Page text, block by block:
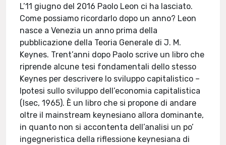
L’11 giugno del 2016 Paolo Leon ci ha lasciato.
Come possiamo ricordarlo dopo un anno? Leon
nasce a Venezia un anno prima della
pubblicazione della Teoria Generale di J. M.
Keynes. Trent’anni dopo Paolo scrive un libro che
riprende alcune tesi fondamentali dello stesso
Keynes per descrivere lo sviluppo capitalistico –
Ipotesi sullo sviluppo dell’economia capitalistica
(Isec, 1965). È un libro che si propone di andare
oltre il mainstream keynesiano allora dominante,
in quanto non si accontenta dell’analisi un po’
ingegneristica della riflessione keynesiana di